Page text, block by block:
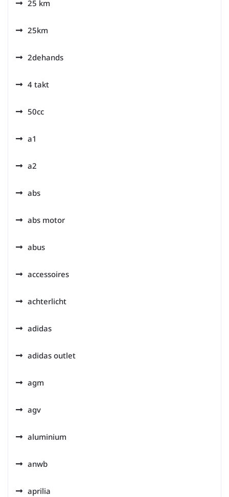
25 km
25km
2dehands
4 takt
50cc
a1
a2
abs
abs motor
abus
accessoires
achterlicht
adidas
adidas outlet
agm
agv
aluminium
anwb
aprilia